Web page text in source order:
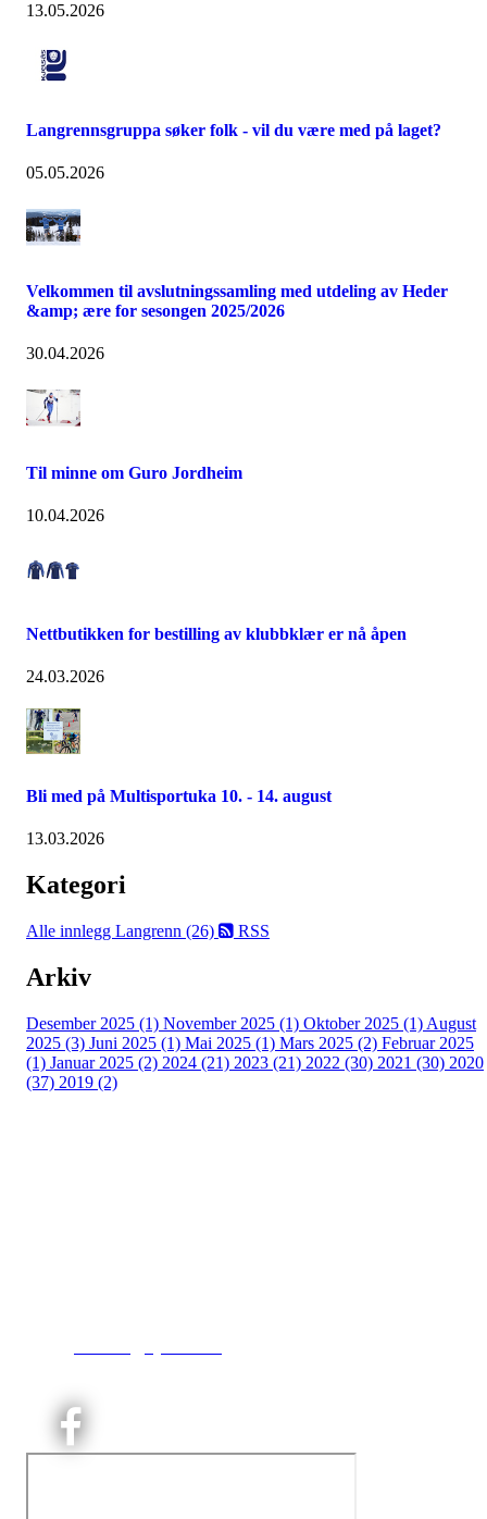
13.05.2026
Langrennsgruppa søker folk - vil du være med på laget?
05.05.2026
Velkommen til avslutningssamling med utdeling av Heder
&amp; ære for sesongen 2025/2026
30.04.2026
Til minne om Guro Jordheim
10.04.2026
Nettbutikken for bestilling av klubbklær er nå åpen
24.03.2026
Bli med på Multisportuka 10. - 14. august
13.03.2026
Kategori
Alle innlegg Langrenn (26) RSS
Arkiv
Desember 2025 (1) November 2025 (1) Oktober 2025 (1) August
2025 (3) Juni 2025 (1) Mai 2025 (1) Mars 2025 (2) Februar 2025
(1) Januar 2025 (2) 2024 (21) 2023 (21) 2022 (30) 2021 (30) 2020
(37) 2019 (2)